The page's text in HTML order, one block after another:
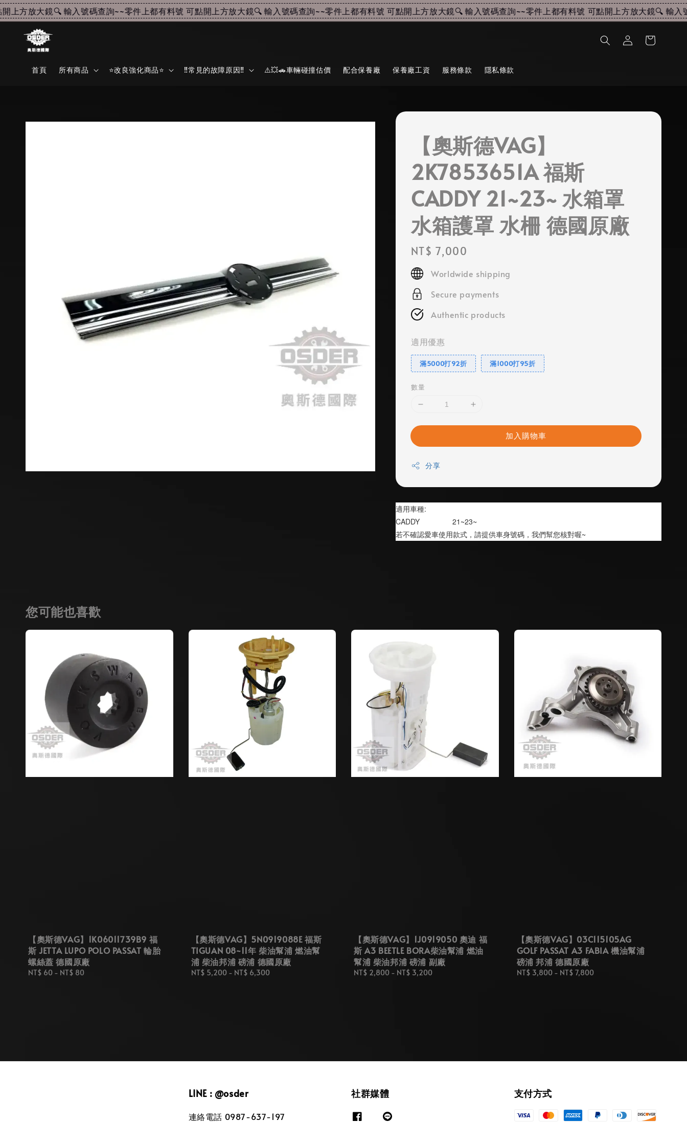
方放大鏡🔍 輸入號碼查詢~~零件上都有料號 可點開上方放大鏡🔍 輸入號碼查詢~~零件上都有料號 可點開上方放大鏡🔍 輸入號碼查詢~~零件上都有料號 可點開上方放大鏡🔍 輸入號
首頁 所有商品 ⭐改良強化商品⭐ ‼️常見的故障原因‼️ ⚠️💥🚗車輛碰撞估價 配合保養廠 保養廠工資 服務條款 隱私條款
【奧斯德VAG】
2K7853651A 福斯
CADDY 21~23~ 水箱罩
水箱護罩 水柵 德國原廠
Regular
price
NT$ 7,000
Worldwide shipping
Secure payments
Authentic products
適用優惠
滿5000打92折 滿1000打95折
數量
加入購物車
分享
適用車種:
CADDY                21~23~
若不確認愛車使用款式，請提供車身號碼，我們幫您核對喔~
您可能也喜歡
【奧斯德VAG】1K06011739B9 福
斯 JETTA LUPO POLO PASSAT 輪胎
螺絲蓋 德國原廠
Regular
NT$ 60 - NT$ 80
【奧斯德VAG】5N0919088E 福斯
TIGUAN 08~11年 柴油幫浦 燃油幫
浦 柴油邦浦 磅浦 德國原廠
Regular
NT$ 5,200- NT$ 6,300
【奧斯德VAG】1J0919050 奧迪 福
斯 A3 BEETLE BORA柴油幫浦 燃油
幫浦 柴油邦浦 磅浦 副廠
Regular
NT$ 2,800 - NT$ 3,200
【奧斯德VAG】03C115105AG
GOLF PASSAT A3 FABIA 機油幫浦
磅浦 邦浦 德國原廠
Regular
NT$ 3,800- NT$ 7,800
LINE : @osder
連絡電話 0987-637-197
社群媒體 支付方式